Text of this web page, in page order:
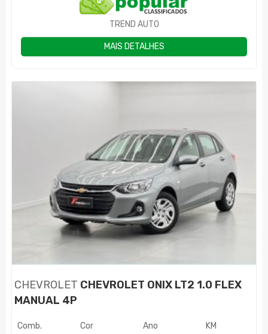
TREND AUTO
MAIS DETALHES
CHEVROLET CHEVROLET ONIX LT2 1.0 FLEX
MANUAL 4P
Comb. Cor Ano KM